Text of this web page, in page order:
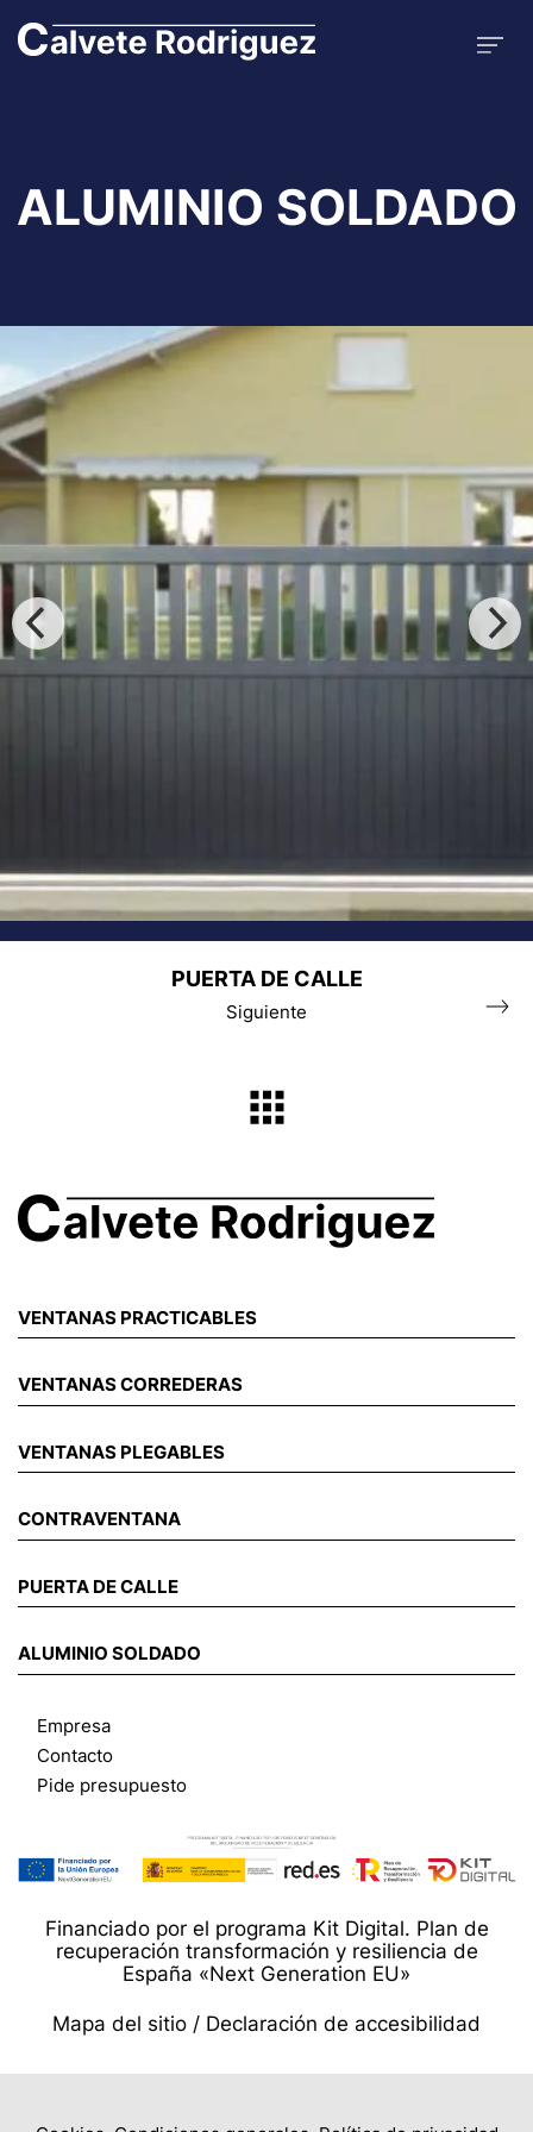
ALUMINIO SOLDADO
PUERTA DE CALLE
Siguiente
VENTANAS PRACTICABLES
VENTANAS CORREDERAS
VENTANAS PLEGABLES
CONTRAVENTANA
PUERTA DE CALLE
ALUMINIO SOLDADO
Empresa
Contacto
Pide presupuesto
Financiado por el programa Kit Digital. Plan de
recuperación transformación y resiliencia de
España «Next Generation EU»
Mapa del sitio / Declaración de accesibilidad